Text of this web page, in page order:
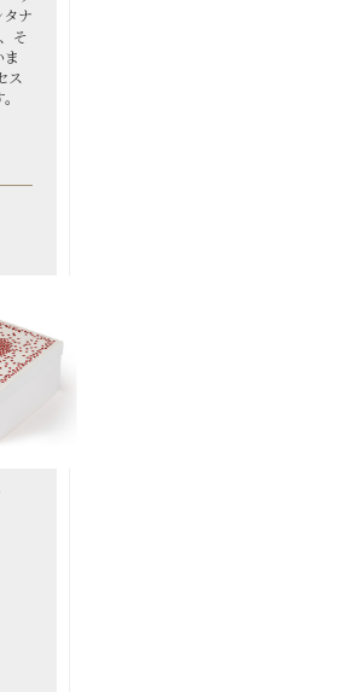
ナ
そ
ス